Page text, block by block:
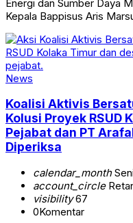
Energi dan Sumber Daya
Kepala Bappisus Aris
News
Koalisi Aktivis
Kolusi Proyek RSUD
Pejabat dan PT
Diperiksa
calendar_month
account_circle
visibility67
0Komentar